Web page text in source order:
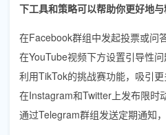
下工具和策略可以帮助你更好地与
在Facebook群组中发起投票或问
在YouTube视频下方设置引导性问
利用TikTok的挑战赛功能，吸引更
在Instagram和Twitter上发布限时
通过Telegram群组发送定期通知